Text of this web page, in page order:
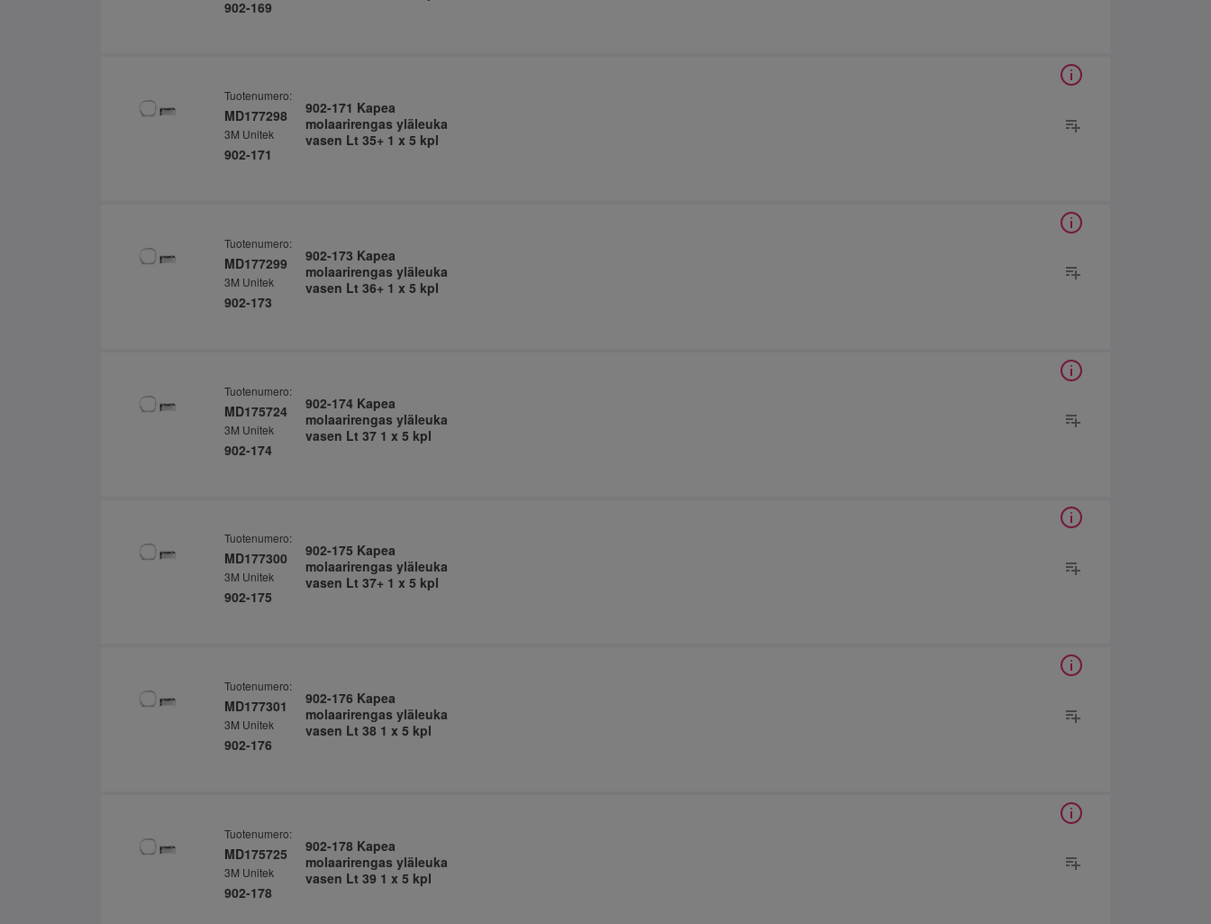
902-169
Tuotenumero:
MD177298
3M Unitek
902-171
902-171 Kapea
molaarirengas yläleuka
vasen Lt 35+ 1 x 5 kpl
Tuotenumero:
MD177299
3M Unitek
902-173
902-173 Kapea
molaarirengas yläleuka
vasen Lt 36+ 1 x 5 kpl
Tuotenumero:
MD175724
3M Unitek
902-174
902-174 Kapea
molaarirengas yläleuka
vasen Lt 37 1 x 5 kpl
Tuotenumero:
MD177300
3M Unitek
902-175
902-175 Kapea
molaarirengas yläleuka
vasen Lt 37+ 1 x 5 kpl
Tuotenumero:
MD177301
3M Unitek
902-176
902-176 Kapea
molaarirengas yläleuka
vasen Lt 38 1 x 5 kpl
Tuotenumero:
MD175725
3M Unitek
902-178
902-178 Kapea
molaarirengas yläleuka
vasen Lt 39 1 x 5 kpl